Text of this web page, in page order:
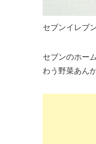
セブンイレブ
セブンのホー
わう野菜あん